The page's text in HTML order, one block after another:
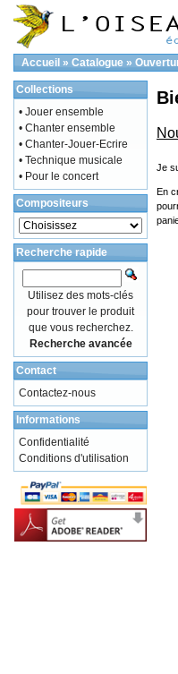
Accueil » Catalogue »
Je
En
Collections
• Jouer ensemble
• Chanter ensemble
• Chanter-Jouer-Ecrire
• Technique musicale
• Pour le concert
Compositeurs
Recherche rapide
Utilisez des mots-clés
pour trouver le produit
que vous recherchez.
Recherche avancée
Contact
Contactez-nous
Informations
Confidentialité
Conditions d'utilisation